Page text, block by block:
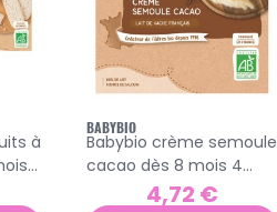
à
BABYBIO
Babybio crème semoule
cacao dès 8 mois 4
gourdes x 85g
4,72 €